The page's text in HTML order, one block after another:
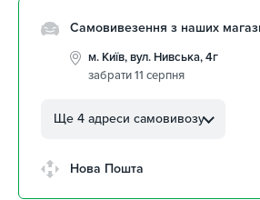
Самовивезення з наших
м. Київ, вул. Нивська, 4г
забрати 11 серпня
Автолюбителів, 8а
Клинцівський авторинок
Ще 4 адреси самовивозу
Нова Пошта